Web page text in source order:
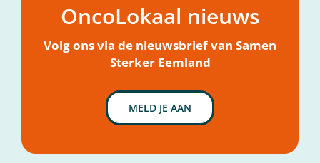
Mijn hulpvraagOncoLokaal nieuws
Volg ons via de nieuwsbrief van Samen
Sterker Eemland
MELD JE AAN